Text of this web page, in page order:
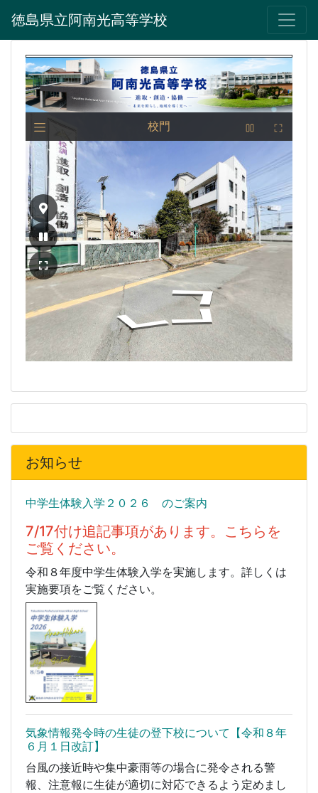
徳島県立阿南光高等学校
お知らせ
中学生体験入学２０２６ のご案内
7/17付け追記事項があります。こちらを
ご覧ください。
令和８年度中学生体験入学を実施します。詳しくは
実施要項をご覧ください。
気象情報発令時の生徒の登下校について【令和８年
６月１日改訂】
台風の接近時や集中豪雨等の場合に発令される警
報、注意報に生徒が適切に対応できるよう定めまし